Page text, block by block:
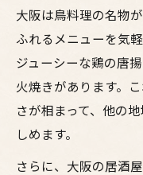
大阪は鳥料理の名物
ふれるメニューを気
ジューシーな鶏の唐
火焼きがあります。
さが相まって、他の
しめます。
さらに、大阪の居酒